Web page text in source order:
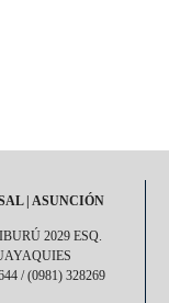
| ASUNCIÓN
2029 ESQ.
/ (0981) 328269